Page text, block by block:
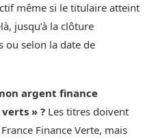
même si le titulaire atteint
jusqu’à la clôture
ou selon la date de
argent finance
» ? Les titres doivent
Finance Verte, mais